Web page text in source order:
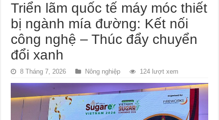
Triển lãm quốc tế máy móc thiết
bị ngành mía đường: Kết nối
công nghệ – Thúc đẩy chuyển
đổi xanh
8 Tháng 7, 2026 Nông nghiệp 124 lượt xem